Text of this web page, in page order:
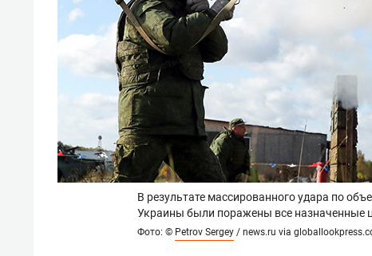
В результате массированного удара по
Украины были поражены все назначенные
Фото: © Petrov Sergey / news.ru via